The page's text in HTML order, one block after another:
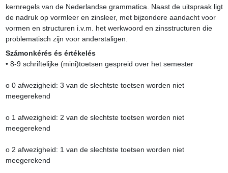
kernregels van de Nederlandse grammatica. Naast de uitspraak ligt
de nadruk op vormleer en zinsleer, met bijzondere aandacht voor
vormen en structuren i.v.m. het werkwoord en zinsstructuren die
problematisch zijn voor anderstaligen.
Számonkérés és értékelés
• 8-9 schriftelijke (mini)toetsen gespreid over het semester
o 0 afwezigheid: 3 van de slechtste toetsen worden niet
meegerekend
o 1 afwezigheid: 2 van de slechtste toetsen worden niet
meegerekend
o 2 afwezigheid: 1 van de slechtste toetsen worden niet
meegerekend